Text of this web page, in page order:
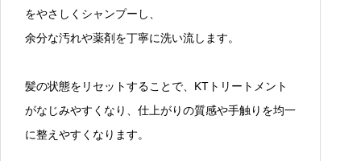
をやさしくシャンプーし、
余分な汚れや薬剤を丁寧に洗い流します。
髪の状態をリセットすることで、KTトリートメント
がなじみやすくなり、仕上がりの質感や手触りを均一
に整えやすくなります。